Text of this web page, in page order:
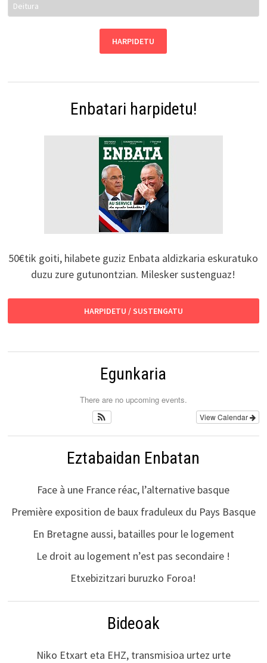
Enbatari harpidetu!
50€tik goiti, hilabete guziz Enbata aldizkaria eskuratuko
duzu zure gutunontzian. Milesker sustenguaz!
HARPIDETU / SUSTENGATU
Egunkaria
There are no upcoming events.
View Calendar
Eztabaidan Enbatan
Face à une France réac, l’alternative basque
Première exposition de baux fraduleux du Pays Basque
En Bretagne aussi, batailles pour le logement
Le droit au logement n’est pas secondaire !
Etxebizitzari buruzko Foroa!
Bideoak
Niko Etxart eta EHZ, transmisioa urtez urte